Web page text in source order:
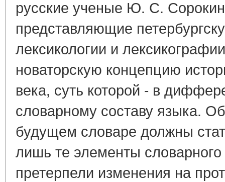
русские ученые Ю. С.
представляющие
лексикологии и
новаторскую концепцию
века, суть которой - в
словарному составу языка.
будущем словаре должны
лишь те элементы
претерпели изменения на